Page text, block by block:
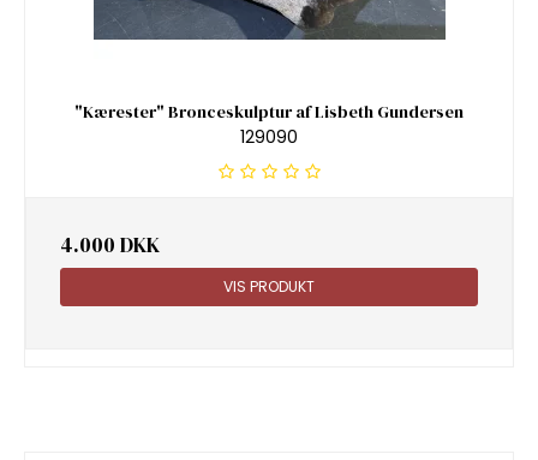
"Kærester" Bronceskulptur af Lisbeth Gundersen
129090
4.000 DKK
VIS PRODUKT